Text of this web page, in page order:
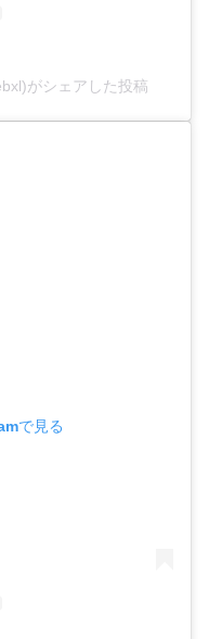
がシェアした投稿
で見る